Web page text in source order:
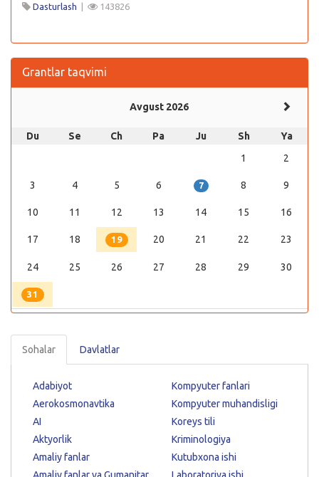
Dasturlash | 143826
Grantlar taqvimi
Avgust 2026
Du Se Ch Pa Ju Sh
Ya
1
2
3 4 5 6 7 8 9
10 11 12 13 14 15 16
17 18 19 20 21 22 23
24 25 26 27 28 29 30
31
Sohalar Davlatlar
Adabiyot
Aerokosmonavtika
AI
Aktyorlik
Amaliy fanlar
Kompyuter fanlari
Kompyuter muhandisligi
Koreys tili
Kriminologiya
Kutubxona ishi